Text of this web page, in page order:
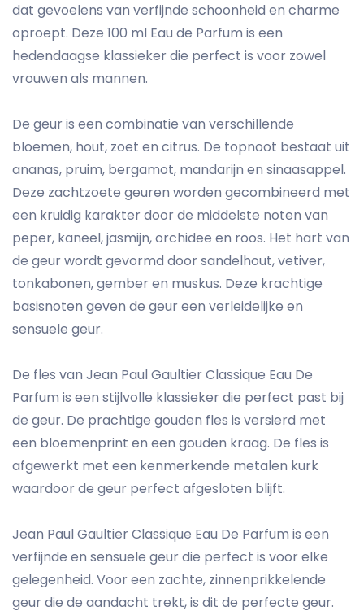
dat gevoelens van verfijnde schoonheid en charme
oproept. Deze 100 ml Eau de Parfum is een
hedendaagse klassieker die perfect is voor zowel
vrouwen als mannen.
De geur is een combinatie van verschillende
bloemen, hout, zoet en citrus. De topnoot bestaat uit
ananas, pruim, bergamot, mandarijn en sinaasappel.
Deze zachtzoete geuren worden gecombineerd met
een kruidig karakter door de middelste noten van
peper, kaneel, jasmijn, orchidee en roos. Het hart van
de geur wordt gevormd door sandelhout, vetiver,
tonkabonen, gember en muskus. Deze krachtige
basisnoten geven de geur een verleidelijke en
sensuele geur.
De fles van Jean Paul Gaultier Classique Eau De
Parfum is een stijlvolle klassieker die perfect past bij
de geur. De prachtige gouden fles is versierd met
een bloemenprint en een gouden kraag. De fles is
afgewerkt met een kenmerkende metalen kurk
waardoor de geur perfect afgesloten blijft.
Jean Paul Gaultier Classique Eau De Parfum is een
verfijnde en sensuele geur die perfect is voor elke
gelegenheid. Voor een zachte, zinnenprikkelende
geur die de aandacht trekt, is dit de perfecte geur.